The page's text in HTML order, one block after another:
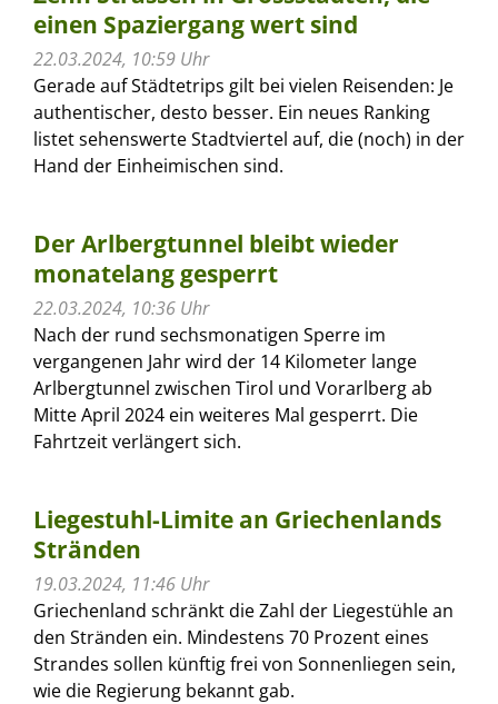
einen Spaziergang wert sind
22.03.2024, 10:59 Uhr
Gerade auf Städtetrips gilt bei vielen Reisenden: Je
authentischer, desto besser. Ein neues Ranking
listet sehenswerte Stadtviertel auf, die (noch) in der
Hand der Einheimischen sind.
Der Arlbergtunnel bleibt wieder
monatelang gesperrt
22.03.2024, 10:36 Uhr
Nach der rund sechsmonatigen Sperre im
vergangenen Jahr wird der 14 Kilometer lange
Arlbergtunnel zwischen Tirol und Vorarlberg ab
Mitte April 2024 ein weiteres Mal gesperrt. Die
Fahrtzeit verlängert sich.
Liegestuhl-Limite an Griechenlands
Stränden
19.03.2024, 11:46 Uhr
Griechenland schränkt die Zahl der Liegestühle an
den Stränden ein. Mindestens 70 Prozent eines
Strandes sollen künftig frei von Sonnenliegen sein,
wie die Regierung bekannt gab.